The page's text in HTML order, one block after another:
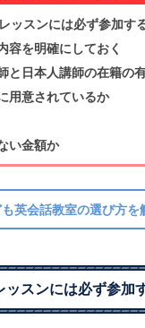
ッスンには必ず参加す
容を明確にしておく
と日本人講師の在籍の
用意されているか
い金額か
英会話教室の選び方を
ッスンには必ず参加